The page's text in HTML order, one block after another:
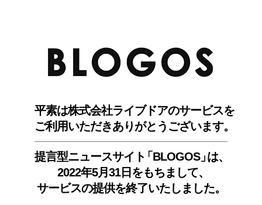
平素は株式会社ライブドアのサービスを
ご利用いただきありがとうございます。
提言型ニュースサイ ト「BLOGOS」は、
2022年5月31日をもちまして、
サービスの提供を終了いたしました。